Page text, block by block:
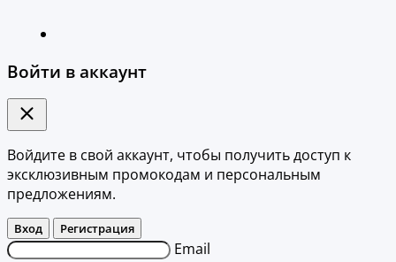
Войти в аккаунт
Войдите в свой аккаунт, чтобы получить доступ к
эксклюзивным промокодам и персональным
предложениям.
Вход Регистрация
Email